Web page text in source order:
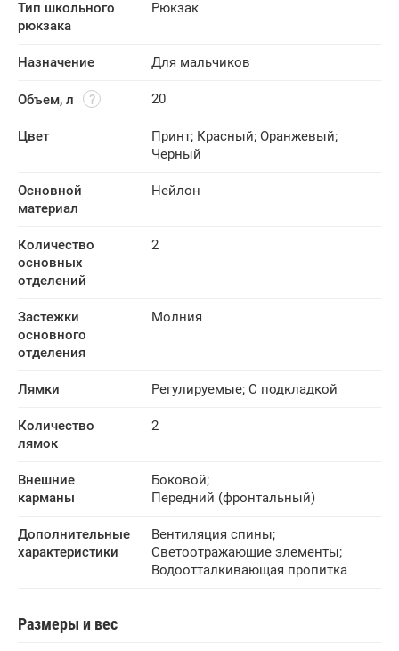
Тип школьного
рюкзака
Рюкзак
Назначение Для мальчиков
Объем, л 20
Цвет Принт; Красный; Оранжевый;
Черный
Основной
материал
Нейлон
Количество
основных
отделений
2
Застежки
основного
отделения
Молния
Лямки Регулируемые; С подкладкой
Количество
лямок
2
Внешние
карманы
Боковой;
Передний (фронтальный)
Дополнительные
характеристики
Вентиляция спины;
Светоотражающие элементы;
Водоотталкивающая пропитка
Размеры и вес